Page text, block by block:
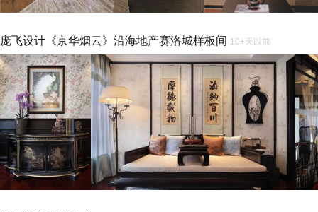
庞飞设计《京华烟云》沿海地产赛洛城样板间 10+天以前